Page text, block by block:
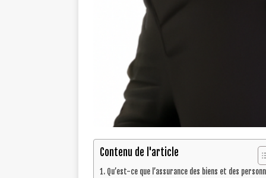
Contenu de l'article
Qu’est-ce que l’assurance des biens et des